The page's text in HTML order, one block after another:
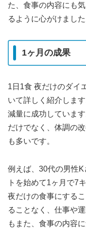
た、食事の内容にも
るように心がけました
1ヶ月の成果
1日1食 夜だけのダイ
いて詳しく紹介しま
減量に成功していま
だけでなく、体調の
も多いです。
例えば、30代の男性
トを始めて1ヶ月で7
夜だけの食事にする
ることなく、仕事や
もまた、食事の内容